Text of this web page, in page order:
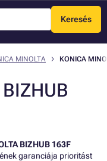
Keresés
Menü
MINOLTA KONICA
BIZHUB 163F
garanciája prioritást